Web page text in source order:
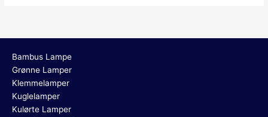
Bambus Lampe
Grønne Lamper
Klemmelamper
Kuglelamper
Kulørte Lamper